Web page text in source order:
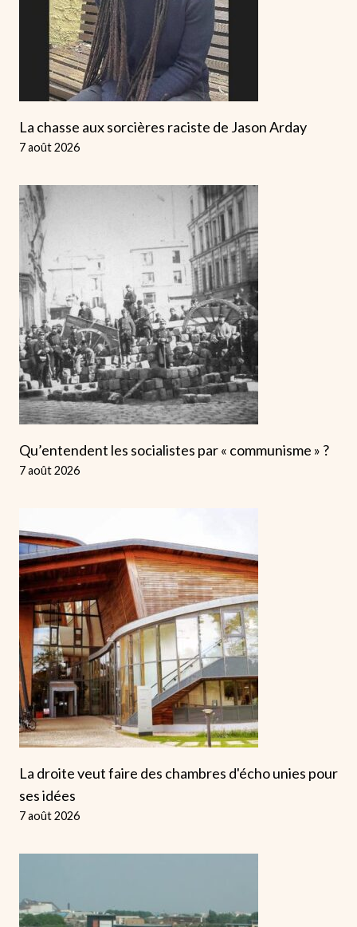
La chasse aux sorcières raciste de Jason Arday
7 août 2026
Qu’entendent les socialistes par « communisme » ?
7 août 2026
La droite veut faire des chambres d'écho unies pour
ses idées
7 août 2026